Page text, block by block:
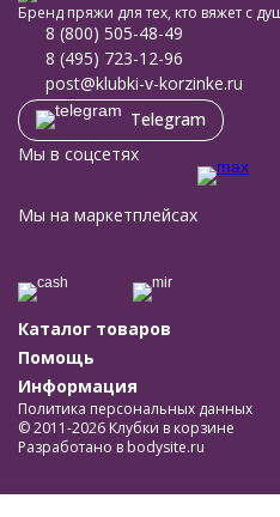
Бренд пряжи для тех, кто вяжет с
8 (800) 505-48-49
8 (495) 723-12-96
post@klubki-v-korzinke.ru
Telegram
Мы в соцсетях
Мы на маркетплейсах
Каталог товаров
Помощь
Информация
Политика персональных данных
© 2011-2026 Клубки в корзине
Разработано в bodysite.ru